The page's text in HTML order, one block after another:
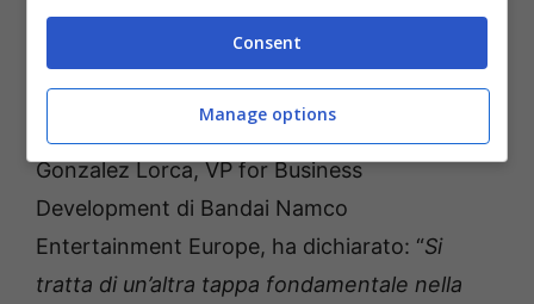
giocatori di tutto il mondo“.
Altrettanto entusiasta di questa partnership
reciprocamente vantaggiosa, Alberto
Gonzalez Lorca, VP for Business
Development di Bandai Namco
Entertainment Europe, ha dichiarato: “Si
tratta di un’altra tappa fondamentale nella
Consent
Manage options